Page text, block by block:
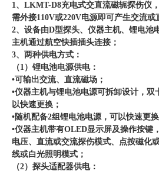
1、LKMT-D8充电式交直流磁轭探伤仪
需外接110V或220V电源即可产生交流或
2、设备由D型探头、仪器主机、锂电池
主机通过航空快插插头连接；
3、两种供电方式：
（1）锂电池电源供电：
•可输出交流、直流磁场；
•仪器主机与锂电池电源可拆卸设计，双
以快速更换；
•随机配备2组锂电池电源，可以快速更换
•仪器主机带有OLED显示屏及操作按键
电压、直流或交流探伤模式、点按磁化
线或白光照明模式；
（2）探头适配器供电：